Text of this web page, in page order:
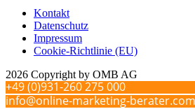
Kontakt
Datenschutz
Impressum
Cookie-Richtlinie (EU)
2026 Copyright by OMB AG
+49 (0)931-260 275 000
info@online-marketing-berater.com